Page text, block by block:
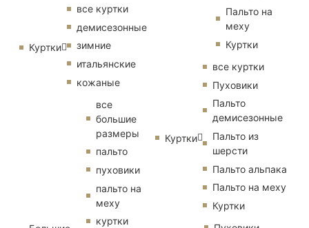
Куртки
все куртки
демисезонные
зимние
итальянские
кожаные
все
большие
размеры
пальто
пуховики
пальто на
меху
куртки
Пальто на
меху
Куртки
Куртки
все куртки
Пуховики
Пальто
демисезонные
Пальто из
шерсти
Пальто альпака
Пальто на меху
Куртки